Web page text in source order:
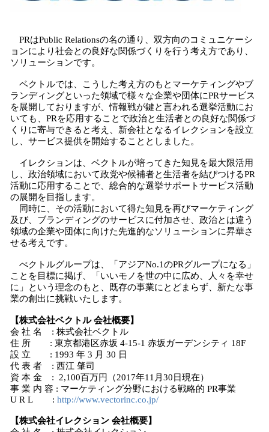
PRはPublic Relationsの名の通り、双方向のコミュニケーシ
ョンにより社会との良好な関係づくりを行う考え方であり、
ソリューションです。
ベクトルでは、こうした考え方のもとマーケティングやブ
ランディングといった領域で様々な企業や団体にPRサービス
を展開しておりますが、情報戦が鍵と言われる選挙活動にお
いても、PRを応用することで政治と生活者との良好な関係づ
くりに寄与できると考え、新会社となるイレクションを設立
し、サービス提供を開始することとしました。
イレクションは、ベクトルが培ってきた知見を最大限活用
し、政治領域において政党や候補者と生活者を結びつけるPR
活動に応用することで、総合的な選挙サポートサービス活動
の展開を目指します。
同時に、その活動において得た知見を再びマーケティング
及び、ブランディングのサービスに付加させ、政治とは違う
領域の企業や団体に向けた先進的なソリューションに昇華さ
せる考えです。
べクトルグループは、「アジアNo.1のPRグループになる」
ことを目標に掲げ、「いいモノを世の中に広め、人々を幸せ
に」という理念のもと、既存の事業にとどまらず、新たな事
業の創出に挑戦いたします。
【株式会社ベクトル 会社概要】
会 社 名 : 株式会社ベクトル
住 所 : 東京都港区赤坂 4-15-1 赤坂ガーデンシティ 18F
設 立 : 1993 年 3 月 30 日
代 表 者 : 西江 肇司
資 本 金 : 2,100百万円（2017年11月30日現在）
事 業 内 容 : マーケティング分野における戦略的 PR事業
U R L : http://www.vectorinc.co.jp/
【株式会社イレクション 会社概要】